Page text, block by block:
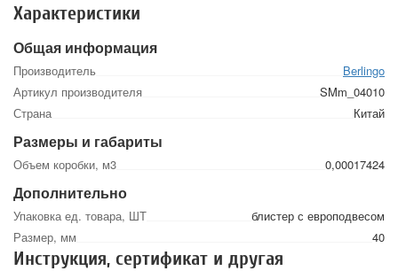
Характеристики
Общая информация
Производитель
Berlingo
Артикул производителя
SMm_04010
Страна
Китай
Размеры и габариты
Объем коробки, м3 0,00017424
Дополнительно
Упаковка ед. товара, ШТ
блистер с европодвесом
Размер, мм
40
Инструкция, сертификат и другая